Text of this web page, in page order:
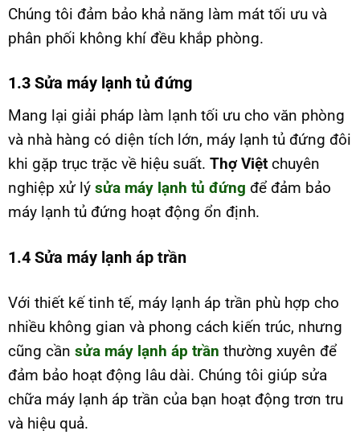
Chúng tôi đảm bảo khả năng làm mát tối ưu và
phân phối không khí đều khắp phòng.
1.3 Sửa máy lạnh tủ đứng
Mang lại giải pháp làm lạnh tối ưu cho văn phòng
và nhà hàng có diện tích lớn, máy lạnh tủ đứng đôi
khi gặp trục trặc về hiệu suất. Thợ Việt chuyên
nghiệp xử lý sửa máy lạnh tủ đứng để đảm bảo
máy lạnh tủ đứng hoạt động ổn định.
1.4 Sửa máy lạnh áp trần
Với thiết kế tinh tế, máy lạnh áp trần phù hợp cho
nhiều không gian và phong cách kiến trúc, nhưng
cũng cần sửa máy lạnh áp trần thường xuyên để
đảm bảo hoạt động lâu dài. Chúng tôi giúp sửa
chữa máy lạnh áp trần của bạn hoạt động trơn tru
và hiệu quả.